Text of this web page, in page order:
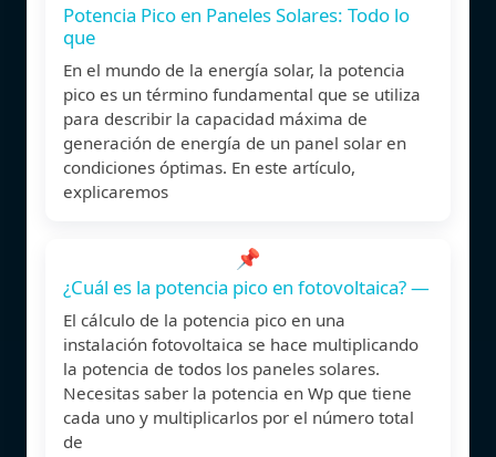
Potencia Pico en Paneles Solares: Todo lo
que
En el mundo de la energía solar, la potencia
pico es un término fundamental que se utiliza
para describir la capacidad máxima de
generación de energía de un panel solar en
condiciones óptimas. En este artículo,
explicaremos
📌
¿Cuál es la potencia pico en fotovoltaica? —
El cálculo de la potencia pico en una
instalación fotovoltaica se hace multiplicando
la potencia de todos los paneles solares.
Necesitas saber la potencia en Wp que tiene
cada uno y multiplicarlos por el número total
de